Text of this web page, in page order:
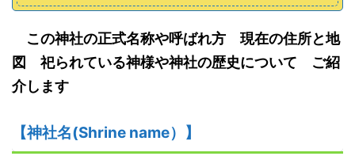
この神社の正式名称や呼ばれ方 現在の住所と地
図 祀られている神様や神社の歴史について ご紹
介します
【神社名(Shrine name） 】